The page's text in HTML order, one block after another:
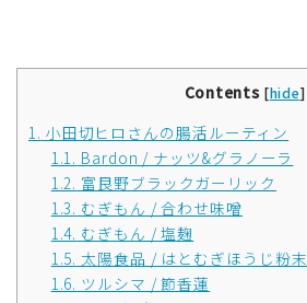
Contents [hide]
1. 小田切ヒロさんの腸活ルーティン
1.1. Bardon / ナッツ&グラノーラ
1.2. 富良野ブラックガーリック
1.3. むぎもん / 合わせ味噌
1.4. むぎもん / 塩麹
1.5. 太陽食品 / はとむぎほうじ粉末
1.6. ツルシマ / 節香蓮